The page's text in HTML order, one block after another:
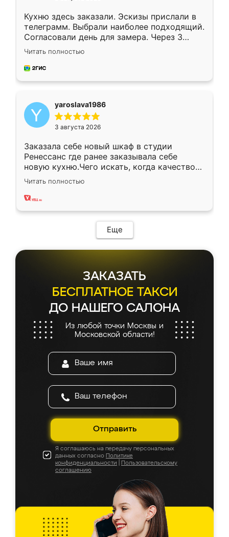
Кухню здесь заказали. Эскизы прислали в
телеграмм. Выбрали наиболее подходящий.
Согласовали день для замера. Через 3
недели кухня была уже готова. Остались
довольны работой. Спасибо Ренессанс
мебель за качественную работу!
Читать полностью
yaroslava1986
3 августа 2026
Заказала себе новый шкаф в студии
Ренессанс где ранее заказывала себе
новую кухню.Чего искать, когда качеством
вполне довольна. Служит кухня уже почти
два года, нареканий нет.
Читать полностью
Еще
ЗАКАЗАТЬ
БЕСПЛАТНОЕ ТАКСИ
ДО НАШЕГО САЛОНА
Из любой точки Москвы и
Московской области!
Отправить
Я соглашаюсь на передачу персональных
данных согласно Политике
конфиденциальности
Пользовательскому
соглашению